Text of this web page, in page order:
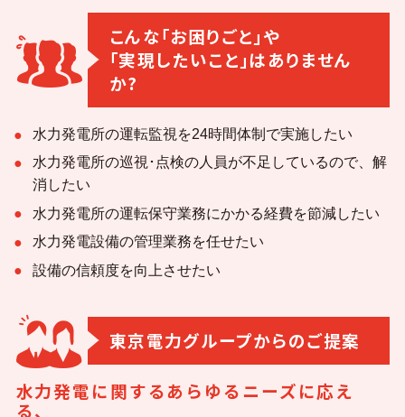
ホーム
商材一覧
企業一覧
地域のお困りごとを解決します
こんな｢お困りごと｣や
｢実現したいこと｣はありません
か?
水力発電所の運転監視を24時間体制で実施したい
水力発電所の巡視･点検の人員が不足しているので、解
消したい
水力発電所の運転保守業務にかかる経費を節減したい
水力発電設備の管理業務を任せたい
設備の信頼度を向上させたい
東京電力グループからのご提案
水力発電に関するあらゆるニーズに応え
る、